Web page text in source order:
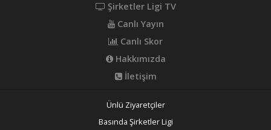
Şirketler Ligi TV
Canlı Yayın
Canlı Skor
Hakkımızda
İletişim
Ünlü Ziyaretçiler
Basında Şirketler Ligi